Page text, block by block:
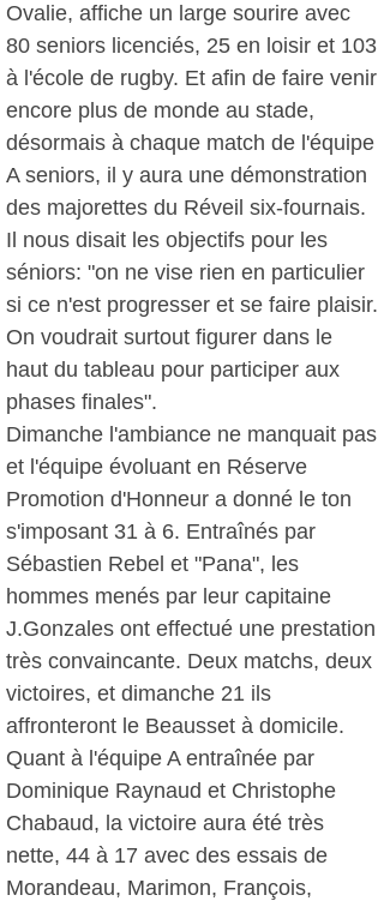
Ovalie, affiche un large sourire avec
80 seniors licenciés, 25 en loisir et 103
à l'école de rugby. Et afin de faire venir
encore plus de monde au stade,
désormais à chaque match de l'équipe
A seniors, il y aura une démonstration
des majorettes du Réveil six-fournais.
Il nous disait les objectifs pour les
séniors: "on ne vise rien en particulier
si ce n'est progresser et se faire plaisir.
On voudrait surtout figurer dans le
haut du tableau pour participer aux
phases finales".
Dimanche l'ambiance ne manquait pas
et l'équipe évoluant en Réserve
Promotion d'Honneur a donné le ton
s'imposant 31 à 6. Entraînés par
Sébastien Rebel et "Pana", les
hommes menés par leur capitaine
J.Gonzales ont effectué une prestation
très convaincante. Deux matchs, deux
victoires, et dimanche 21 ils
affronteront le Beausset à domicile.
Quant à l'équipe A entraînée par
Dominique Raynaud et Christophe
Chabaud, la victoire aura été très
nette, 44 à 17 avec des essais de
Morandeau, Marimon, François,